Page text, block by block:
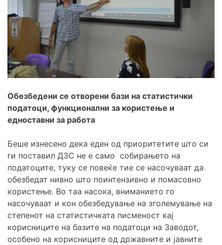
Обезбедени се отворени бази на статистички
податоци, функционални за користење и
едноставни за работа
Беше изнесено дека еден од приоритетите што си
ги поставил ДЗС не е само собирањето на
податоците, туку се повеќе тие се насочуваат да
обезбедат нивно што поинтензивно и помасовно
користење. Во таа насока, вниманието го
насочуваат и кон обезбедување на зголемување на
степенот на статистичката писменост кај
корисниците на базите на податоци на Заводот,
особено на корисниците од државните и јавните